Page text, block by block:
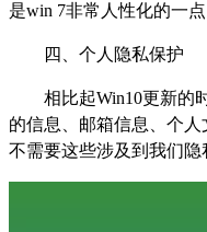
是win 7非常人性化的一点
四、个人隐私保护
相比起Win10更新的
的信息、邮箱信息、个
不需要这些涉及到我们隐